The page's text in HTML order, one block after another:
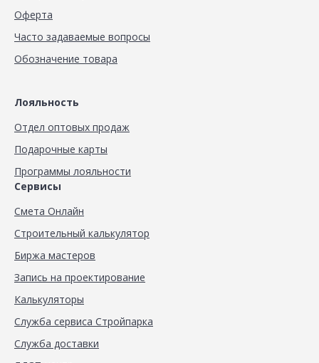
Оферта
Часто задаваемые вопросы
Обозначение товара
Лояльность
Отдел оптовых продаж
Подарочные карты
Программы лояльности
Сервисы
Смета Онлайн
Строительный калькулятор
Биржа мастеров
Запись на проектирование
Калькуляторы
Служба сервиса Стройпарка
Служба доставки